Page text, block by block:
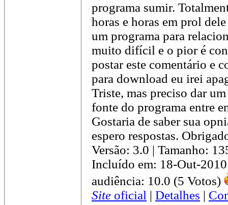
programa sumir.
horas e horas em prol
um programa para
muito difícil e o pior é
postar este comentário e
para download eu irei
Triste, mas preciso dar
fonte do programa entre
Gostaria de saber sua
espero respostas.
Versão: 3.0 | Tamanho:
Incluído em: 18-Out-
audiência: 10.0 (5 Votos)
Site oficial | Detalhes |